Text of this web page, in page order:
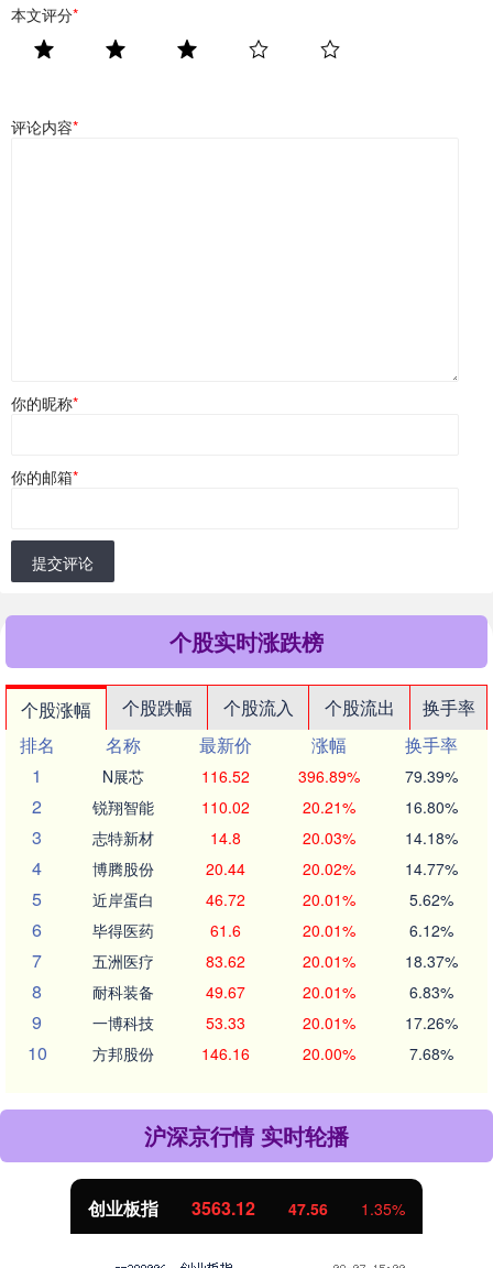
本文评分*
评论内容*
你的昵称*
你的邮箱*
提交评论
个股实时涨跌榜
个股涨幅 个股跌幅 个股流入 个股流出
换手率
排名
名称 最新价 涨幅
换手率
1
N展芯 116.52 396.89% 79.39%
2 锐翔智能 110.02 20.21% 16.80%
3 志特新材 14.8 20.03% 14.18%
4 博腾股份 20.44 20.02% 14.77%
5 近岸蛋白 46.72 20.01% 5.62%
6 毕得医药 61.6 20.01% 6.12%
7 五洲医疗 83.62 20.01% 18.37%
8 耐科装备 49.67 20.01% 6.83%
9 一博科技 53.33 20.01% 17.26%
10 方邦股份 146.16 20.00% 7.68%
沪深京行情 实时轮播
创业板指 3563.12 47.56 1.35%